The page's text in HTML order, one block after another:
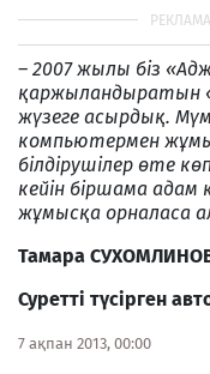
– 2007 жылы біз
қаржыландыратын
жүзеге асырдық.
компьютермен
білдірушілер өте
кейін біршама адам
жұмысқа орналаса
Тамара
Суретті түсірген
7 ақпан 2013, 00:00